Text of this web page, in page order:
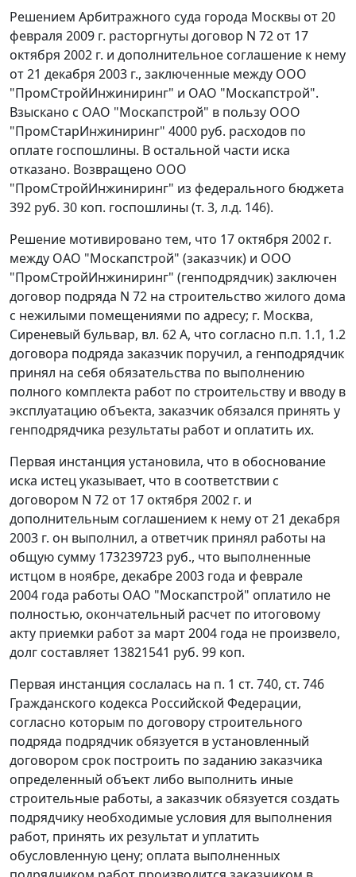
Решением Арбитражного суда города Москвы от 20
февраля 2009 г. расторгнуты договор N 72 от 17
октября 2002 г. и дополнительное соглашение к нему
от 21 декабря 2003 г., заключенные между ООО
"ПромСтройИнжиниринг" и ОАО "Москапстрой".
Взыскано с ОАО "Москапстрой" в пользу ООО
"ПромСтарИнжиниринг" 4000 руб. расходов по
оплате госпошлины. В остальной части иска
отказано. Возвращено ООО
"ПромСтройИнжиниринг" из федерального бюджета
392 руб. 30 коп. госпошлины (т. 3, л.д. 146).
Решение мотивировано тем, что 17 октября 2002 г.
между ОАО "Москапстрой" (заказчик) и ООО
"ПромСтройИнжиниринг" (генподрядчик) заключен
договор подряда N 72 на строительство жилого дома
с нежилыми помещениями по адресу; г. Москва,
Сиреневый бульвар, вл. 62 А, что согласно п.п. 1.1, 1.2
договора подряда заказчик поручил, а генподрядчик
принял на себя обязательства по выполнению
полного комплекта работ по строительству и вводу в
эксплуатацию объекта, заказчик обязался принять у
генподрядчика результаты работ и оплатить их.
Первая инстанция установила, что в обоснование
иска истец указывает, что в соответствии с
договором N 72 от 17 октября 2002 г. и
дополнительным соглашением к нему от 21 декабря
2003 г. он выполнил, а ответчик принял работы на
общую сумму 173239723 руб., что выполненные
истцом в ноябре, декабре 2003 года и феврале
2004 года работы ОАО "Москапстрой" оплатило не
полностью, окончательный расчет по итоговому
акту приемки работ за март 2004 года не произвело,
долг составляет 13821541 руб. 99 коп.
Первая инстанция сослалась на п. 1 ст. 740, ст. 746
Гражданского кодекса Российской Федерации,
согласно которым по договору строительного
подряда подрядчик обязуется в установленный
договором срок построить по заданию заказчика
определенный объект либо выполнить иные
строительные работы, а заказчик обязуется создать
подрядчику необходимые условия для выполнения
работ, принять их результат и уплатить
обусловленную цену; оплата выполненных